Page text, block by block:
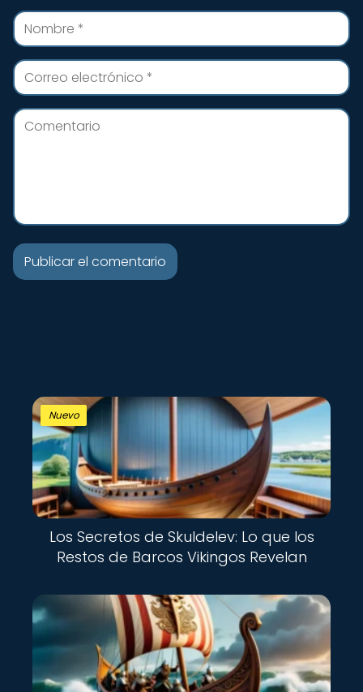
Nuevo
Los Secretos de Skuldelev: Lo que los
Restos de Barcos Vikingos Revelan